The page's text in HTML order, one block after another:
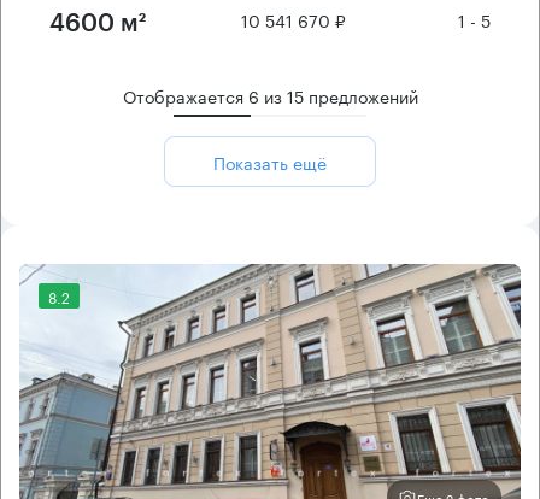
4600 м² 10 541 670 ₽ 1 - 5
Отображается 6 из15предложений
Показать ещё
8.2